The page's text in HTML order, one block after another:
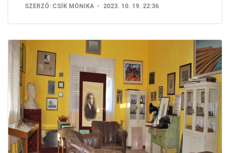
SZERZŐ: CSÍK MÓNIKA 2023. 10. 19. 22:36